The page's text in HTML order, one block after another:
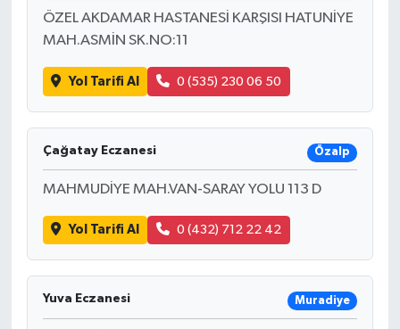
ÖZEL AKDAMAR HASTANESİ KARŞISI HATUNİYE
MAH.ASMİN SK.NO:11
Yol Tarifi Al 0 (535) 230 06 50
Çağatay Eczanesi Özalp
MAHMUDİYE MAH.VAN-SARAY YOLU 113 D
Yol Tarifi Al 0 (432) 712 22 42
Yuva Eczanesi Muradiye